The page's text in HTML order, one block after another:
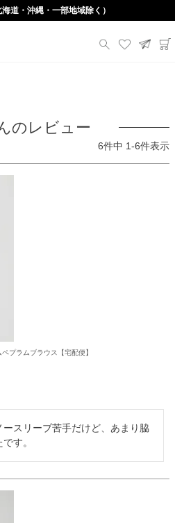
道・沖縄・一部地域除く）
のレビュー
6件中 1-6件表示
プラムブラウス【宅配便】
スリーブ苦手だけど、あまり脇
す。